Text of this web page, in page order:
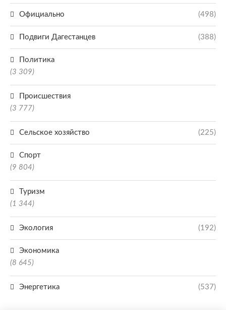
Официально (498)
Подвиги Дагестанцев (388)
Политика
(3 309)
Происшествия
(3 777)
Сельское хозяйство (225)
Спорт
(9 804)
Туризм
(1 344)
Экология (192)
Экономика
(8 645)
Энергетика (537)